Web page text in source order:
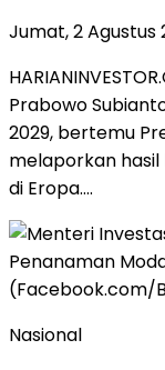
Jumat, 2 Agustus
Prabowo
2029, bertemu
melaporkan
di Eropa….
Nasional